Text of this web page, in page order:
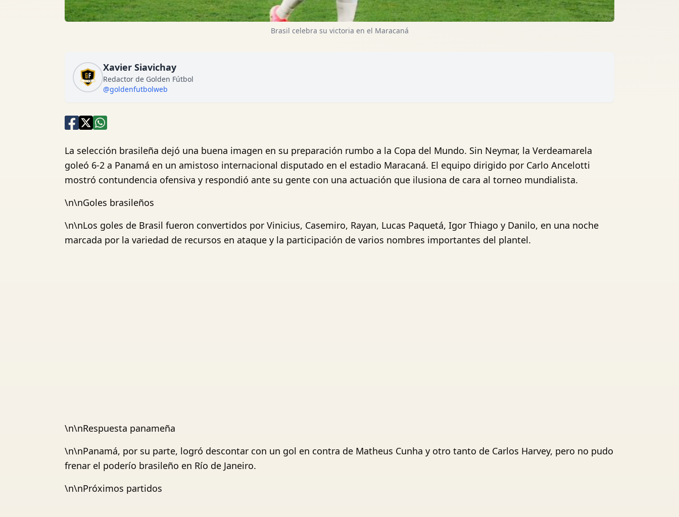
Brasil celebra su victoria en el Maracaná
Xavier Siavichay
Redactor de Golden Fútbol
@goldenfutbolweb
La selección brasileña dejó una buena imagen en su preparación rumbo a la Copa del Mundo. Sin Neymar, la Verdeamarela
goleó 6-2 a Panamá en un amistoso internacional disputado en el estadio Maracaná. El equipo dirigido por Carlo Ancelotti
mostró contundencia ofensiva y respondió ante su gente con una actuación que ilusiona de cara al torneo mundialista.
\n\nGoles brasileños
\n\nLos goles de Brasil fueron convertidos por Vinicius, Casemiro, Rayan, Lucas Paquetá, Igor Thiago y Danilo, en una noche
marcada por la variedad de recursos en ataque y la participación de varios nombres importantes del plantel.
\n\nRespuesta panameña
\n\nPanamá, por su parte, logró descontar con un gol en contra de Matheus Cunha y otro tanto de Carlos Harvey, pero no pudo
frenar el poderío brasileño en Río de Janeiro.
\n\nPróximos partidos